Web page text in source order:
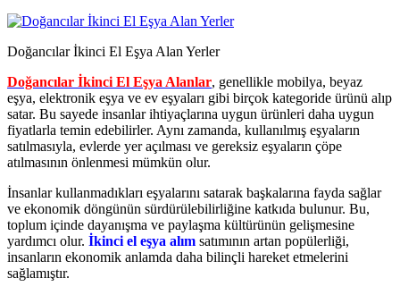
Doğancılar İkinci El Eşya Alan Yerler
Doğancılar İkinci El Eşya Alanlar, genellikle mobilya, beyaz
eşya, elektronik eşya ve ev eşyaları gibi birçok kategoride ürünü alıp
satar. Bu sayede insanlar ihtiyaçlarına uygun ürünleri daha uygun
fiyatlarla temin edebilirler. Aynı zamanda, kullanılmış eşyaların
satılmasıyla, evlerde yer açılması ve gereksiz eşyaların çöpe
atılmasının önlenmesi mümkün olur.
İnsanlar kullanmadıkları eşyalarını satarak başkalarına fayda sağlar
ve ekonomik döngünün sürdürülebilirliğine katkıda bulunur. Bu,
toplum içinde dayanışma ve paylaşma kültürünün gelişmesine
yardımcı olur. İkinci el eşya alım satımının artan popülerliği,
insanların ekonomik anlamda daha bilinçli hareket etmelerini
sağlamıştır.